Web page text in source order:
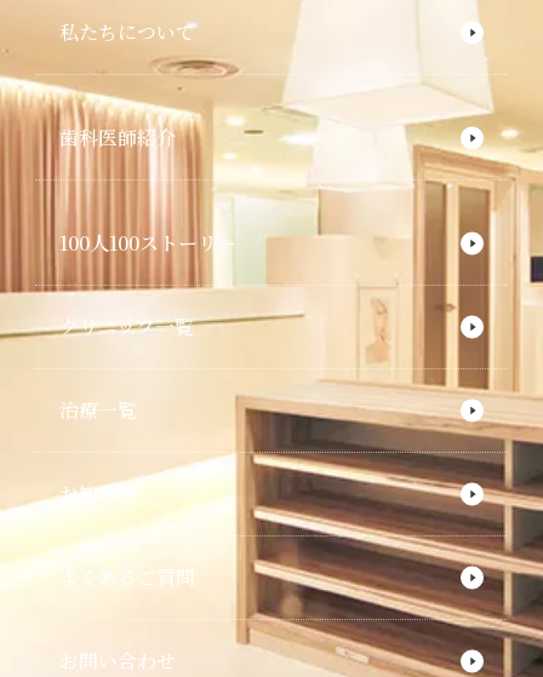
私たちについて
歯科医師紹介
100人100ストーリー
クリニック一覧
治療一覧
お知らせ
よくあるご質問
お問い合わせ